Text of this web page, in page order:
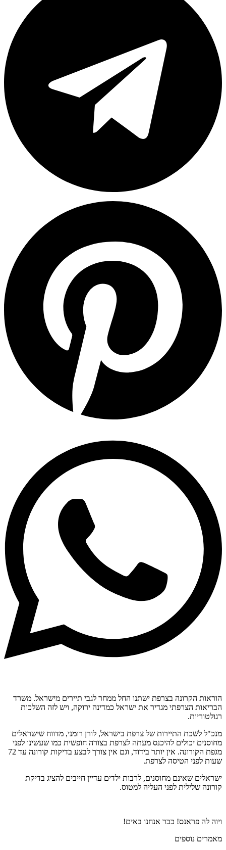
הוראות הקרונה בצרפת ישתנו החל ממחר לגבי תיירים מישראל. משרד
הבריאות הצרפתי מגדיר את ישראל כמדינה ירוקה, ויש לזה השלכות
רגולטוריות.
מנכ"ל לשכת התיירות של צרפת בישראל, לורן רומני, מדווח שישראלים
מחוסנים יכולים להיכנס מעתה לצרפת בצורה חופשית כמו שעשינו לפני
מגפת הקורונה. אין יותר בידוד, וגם אין צורך לבצע בדיקות קורונה עד 72
שעות לפני הטיסה לצרפת.
ישראלים שאינם מחוסנים, לרבות ילדים עדיין חייבים להציג בדיקת
קורונה שלילית לפני העליה למטוס.
ויוה לה פראנס! כבר אנחנו באים!
מאמרים נוספים